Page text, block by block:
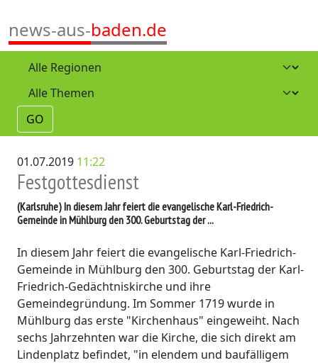
news-aus-baden.de
GO
01.07.2019 11:22
Festgottesdienst
(Karlsruhe)In diesem Jahr feiert die evangelische Karl-Friedrich-
Gemeinde in Mühlburg den 300. Geburtstag der ...
In diesem Jahr feiert die evangelische Karl-Friedrich-
Gemeinde in Mühlburg den 300. Geburtstag der Karl-
Friedrich-Gedächtniskirche und ihre
Gemeindegründung. Im Sommer 1719 wurde in
Mühlburg das erste "Kirchenhaus" eingeweiht. Nach
sechs Jahrzehnten war die Kirche, die sich direkt am
Lindenplatz befindet, "in elendem und baufälligem